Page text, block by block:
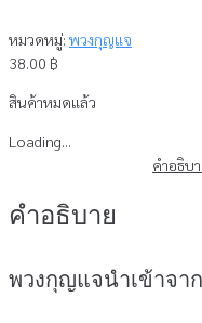
หมวดหมู่: พวงกุญแจ
38.00 ฿
สินค้าหมดแล้ว
Loading...
คำอธิบ
คำอธิบาย
พวงกุญแจนำเข้าจา